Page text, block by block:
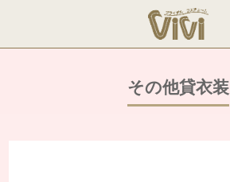
その他貸衣装